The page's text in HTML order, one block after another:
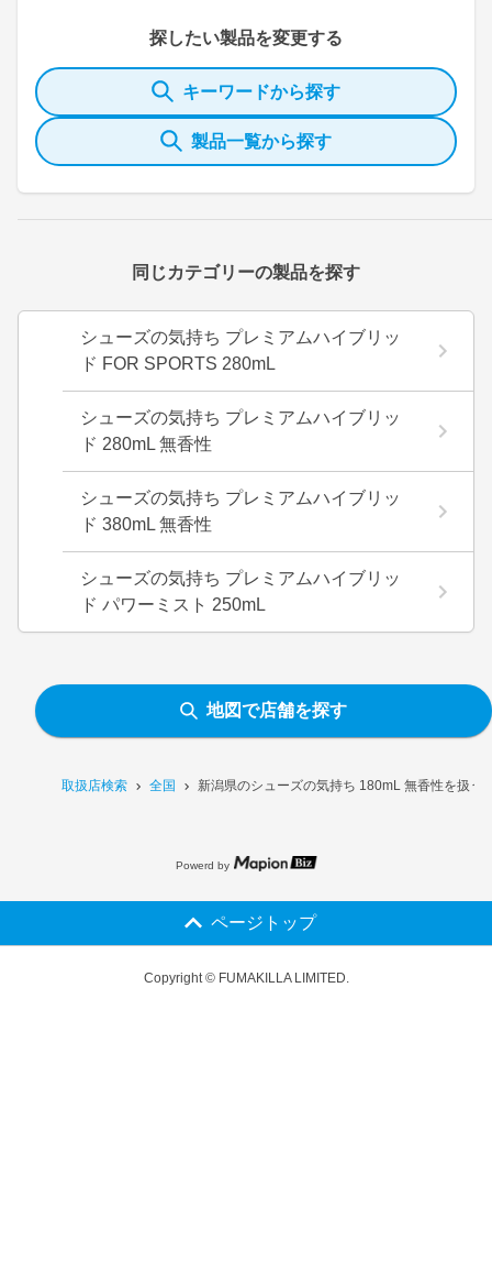
取扱店検索 全国 新潟県のシューズの気持ち 180mL 無香性を扱う
探したい製品を変更する
キーワードから探す
製品一覧から探す
同じカテゴリーの製品を探す
シューズの気持ち プレミアムハイブリッ
ド FOR SPORTS 280mL
シューズの気持ち プレミアムハイブリッ
ド 280mL 無香性
シューズの気持ち プレミアムハイブリッ
ド 380mL 無香性
シューズの気持ち プレミアムハイブリッ
ド パワーミスト 250mL
地図で店舗を探す
Powerd by
ページトップ
Copyright © FUMAKILLA LIMITED.